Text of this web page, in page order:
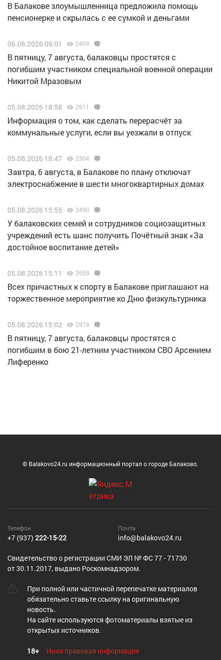
В Балакове злоумышленница предложила помощь
пенсионерке и скрылась с ее сумкой и деньгами
06.08.2026 09:01 2409
В пятницу, 7 августа, балаковцы простятся с
погибшим участником специальной военной операции
Никитой Мразовым
05.08.2026 18:58 2611
Информация о том, как сделать перерасчёт за
коммунальные услуги, если вы уезжали в отпуск
05.08.2026 18:47 2304
Завтра, 6 августа, в Балакове по плану отключат
электроснабжение в шести многоквартирных домах
05.08.2026 15:55 3490
У балаковских семей и сотрудников социозащитных
учреждений есть шанс получить Почётный знак «За
достойное воспитание детей»
05.08.2026 15:11 2659
Всех причастных к спорту в Балакове приглашают на
торжественное мероприятие ко Дню физкультурника
05.08.2026 15:02 2874
В пятницу, 7 августа, балаковцы простятся с
погибшим в бою 21-летним участником СВО Арсением
Лиференко
© Balakovo24.ru информационный портал о городе Балаково.
Телефон
+7 (937) 222-15-22
Почта
info@balakovo24.ru
Cвидетельство о регистрации СМИ ЭЛ № ФС 77 - 71730
от 30.11.2017, выдано Роскомнадзором.
При полной или частичной перепечатке материалов
обязательно ставьте ссылку на оригинальную
новость.
На сайте используются фотоматериалы взятые из
открытых источников.
18+ Иная правовая информация